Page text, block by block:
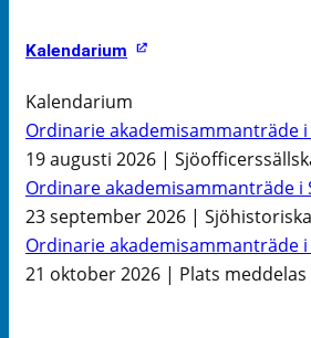
Kalendarium
Kalendarium
Ordinarie akademisammanträde
19 augusti 2026 |
Ordinare akademisammanträde i
23 september 2026 |
Ordinarie akademisammanträde
21 oktober 2026 | Plats